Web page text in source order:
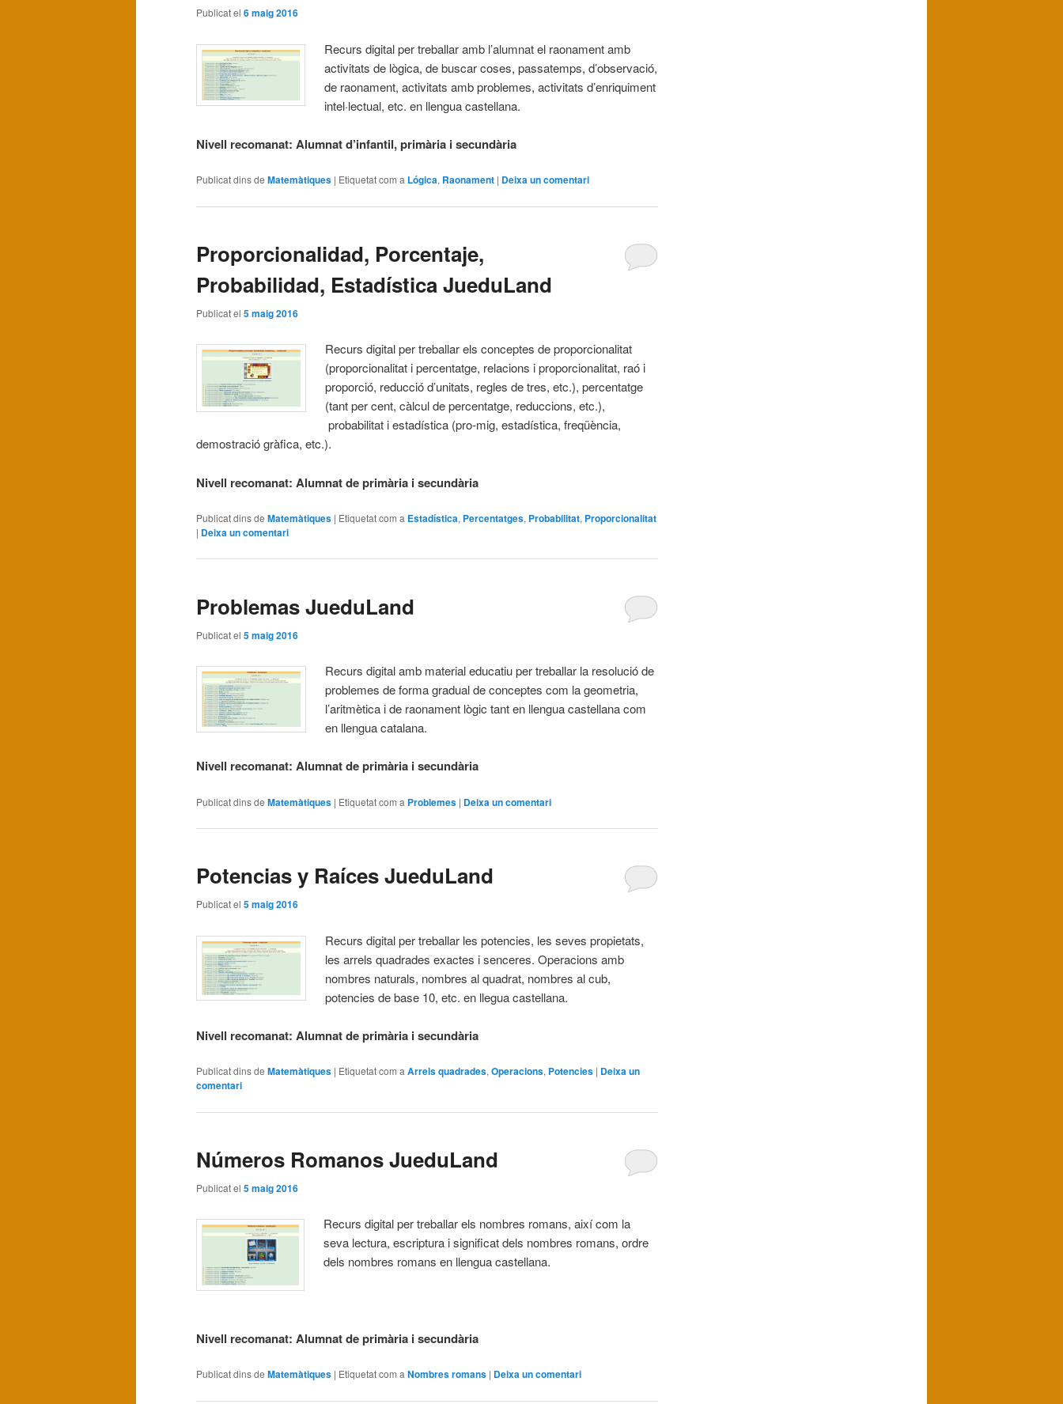
Publicat el 6 maig 2016
Recurs digital per treballar amb l’alumnat el raonament amb
activitats de lògica, de buscar coses, passatemps, d’observació,
de raonament, activitats amb problemes, activitats d’enriquiment
intel·lectual, etc. en llengua castellana.
Nivell recomanat: Alumnat d’infantil, primària i secundària
Publicat dins de Matemàtiques | Etiquetat com a Lógica, Raonament | Deixa un comentari
Proporcionalidad, Porcentaje,
Probabilidad, Estadística JueduLand
Publicat el 5 maig 2016
Recurs digital per treballar els conceptes de proporcionalitat
(proporcionalitat i percentatge, relacions i proporcionalitat, raó i
proporció, reducció d’unitats, regles de tres, etc.), percentatge
(tant per cent, càlcul de percentatge, reduccions, etc.),
probabilitat i estadística (pro-mig, estadística, freqüència,
demostració gràfica, etc.).
Nivell recomanat: Alumnat de primària i secundària
Publicat dins de Matemàtiques | Etiquetat com a Estadística, Percentatges, Probabilitat, Proporcionalitat
| Deixa un comentari
Problemas JueduLand
Publicat el 5 maig 2016
Recurs digital amb material educatiu per treballar la resolució de
problemes de forma gradual de conceptes com la geometria,
l’aritmètica i de raonament lògic tant en llengua castellana com
en llengua catalana.
Nivell recomanat: Alumnat de primària i secundària
Publicat dins de Matemàtiques | Etiquetat com a Problemes | Deixa un comentari
Potencias y Raíces JueduLand
Publicat el 5 maig 2016
Recurs digital per treballar les potencies, les seves propietats,
les arrels quadrades exactes i senceres. Operacions amb
nombres naturals, nombres al quadrat, nombres al cub,
potencies de base 10, etc. en llegua castellana.
Nivell recomanat: Alumnat de primària i secundària
Publicat dins de Matemàtiques | Etiquetat com a Arrels quadrades, Operacions, Potencies | Deixa un
comentari
Números Romanos JueduLand
Publicat el 5 maig 2016
Recurs digital per treballar els nombres romans, així com la
seva lectura, escriptura i significat dels nombres romans, ordre
dels nombres romans en llengua castellana.
Nivell recomanat: Alumnat de primària i secundària
Publicat dins de Matemàtiques | Etiquetat com aNombres romans | Deixa un comentari